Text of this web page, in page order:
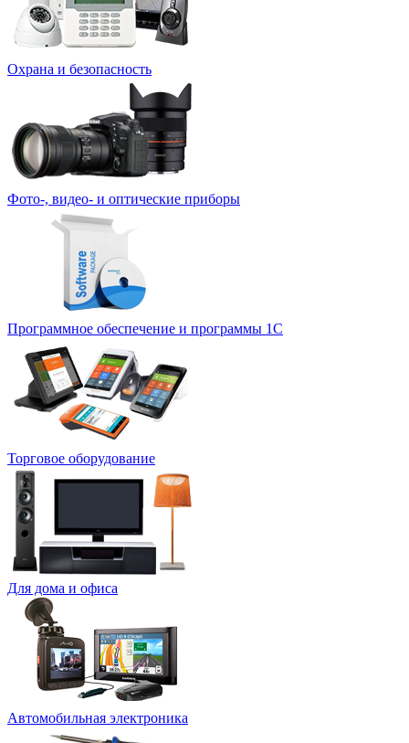
Охрана и безопасность
Фото-, видео- и оптические приборы
Программное обеспечение и программы 1С
Торговое оборудование
Для дома и офиса
Автомобильная электроника